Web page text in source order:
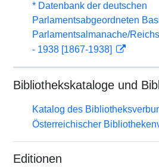
* Datenbank der deutschen
Parlamentsabgeordneten
Parlamentsalmanache/
- 1938 [1867-1938]
Bibliothekskataloge und
Katalog des
Österreichischer
Editionen